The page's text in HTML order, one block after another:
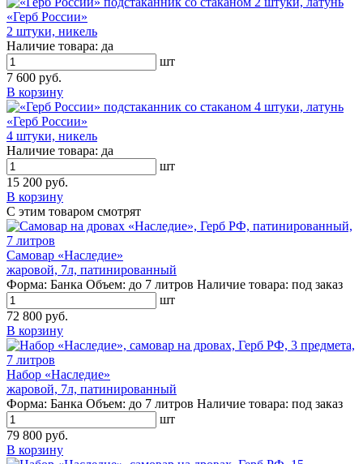
«Герб России»
2 штуки, никель
Наличие товара: да
шт
7 600 руб.
В корзину
«Герб России»
4 штуки, никель
Наличие товара: да
шт
15 200 руб.
В корзину
С этим товаром смотрят
Самовар «Наследие»
жаровой, 7л, патинированный
Форма: Банка Объем: до 7 литров Наличие товара: под заказ
шт
72 800 руб.
В корзину
Набор «Наследие»
жаровой, 7л, патинированный
Форма: Банка Объем: до 7 литров Наличие товара: под заказ
шт
79 800 руб.
В корзину